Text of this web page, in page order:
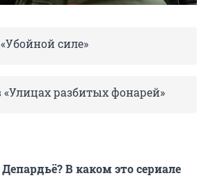
силе»
разбитых фонарей»
В каком это сериале